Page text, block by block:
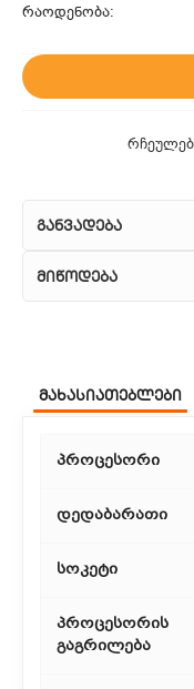
რაოდენობა:
განვადება
მიწოდება
თბილისის მასშტაბით.
აიღოთ თქვენი
3. საფოსტო მიწოდება
მიწოდება.
ადგილმდებარეობაზე.
მახასიათებლები
პროცესორი
დედაბარათი
სოკეტი
პროცესორის
გაგრილება